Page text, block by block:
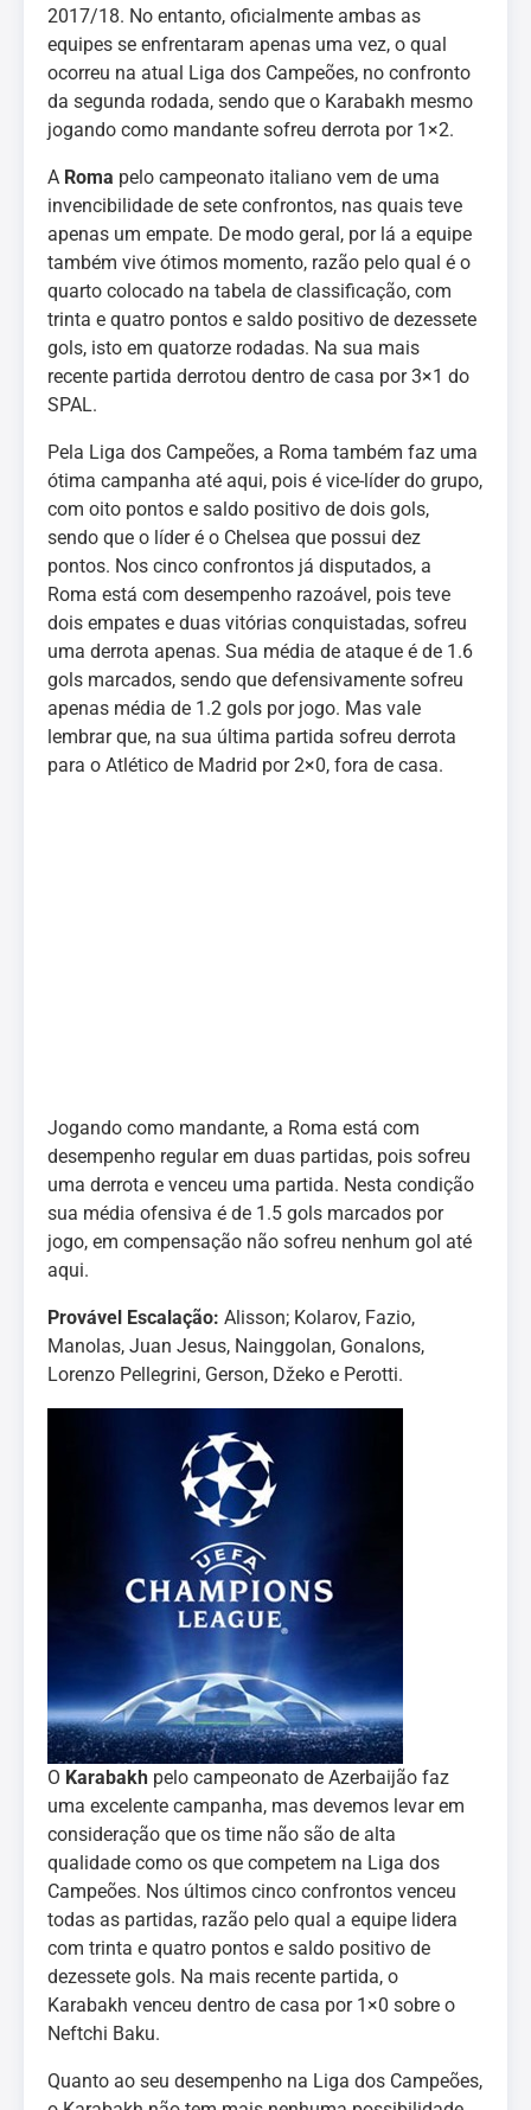
2017/18. No entanto, oficialmente ambas as
equipes se enfrentaram apenas uma vez, o qual
ocorreu na atual Liga dos Campeões, no confronto
da segunda rodada, sendo que o Karabakh mesmo
jogando como mandante sofreu derrota por 1×2.
A Roma pelo campeonato italiano vem de uma
invencibilidade de sete confrontos, nas quais teve
apenas um empate. De modo geral, por lá a equipe
também vive ótimos momento, razão pelo qual é o
quarto colocado na tabela de classificação, com
trinta e quatro pontos e saldo positivo de dezessete
gols, isto em quatorze rodadas. Na sua mais
recente partida derrotou dentro de casa por 3×1 do
SPAL.
Pela Liga dos Campeões, a Roma também faz uma
ótima campanha até aqui, pois é vice-líder do grupo,
com oito pontos e saldo positivo de dois gols,
sendo que o líder é o Chelsea que possui dez
pontos. Nos cinco confrontos já disputados, a
Roma está com desempenho razoável, pois teve
dois empates e duas vitórias conquistadas, sofreu
uma derrota apenas. Sua média de ataque é de 1.6
gols marcados, sendo que defensivamente sofreu
apenas média de 1.2 gols por jogo. Mas vale
lembrar que, na sua última partida sofreu derrota
para o Atlético de Madrid por 2×0, fora de casa.
Jogando como mandante, a Roma está com
desempenho regular em duas partidas, pois sofreu
uma derrota e venceu uma partida. Nesta condição
sua média ofensiva é de 1.5 gols marcados por
jogo, em compensação não sofreu nenhum gol até
aqui.
Provável Escalação: Alisson; Kolarov, Fazio,
Manolas, Juan Jesus, Nainggolan, Gonalons,
Lorenzo Pellegrini, Gerson, Džeko e Perotti.
O Karabakh pelo campeonato de Azerbaijão faz
uma excelente campanha, mas devemos levar em
consideração que os time não são de alta
qualidade como os que competem na Liga dos
Campeões. Nos últimos cinco confrontos venceu
todas as partidas, razão pelo qual a equipe lidera
com trinta e quatro pontos e saldo positivo de
dezessete gols. Na mais recente partida, o
Karabakh venceu dentro de casa por 1×0 sobre o
Neftchi Baku.
Quanto ao seu desempenho na Liga dos Campeões,